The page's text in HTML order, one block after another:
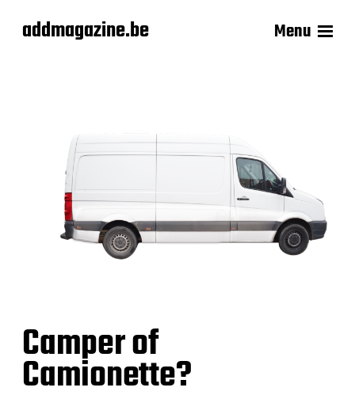
addmagazine.be Menu
Camper of
Camionette?